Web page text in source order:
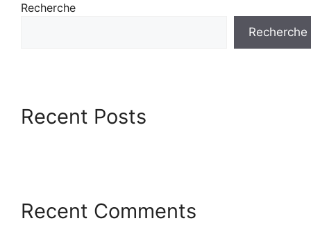
Recherche
Recherche
Recent Posts
Recent Comments